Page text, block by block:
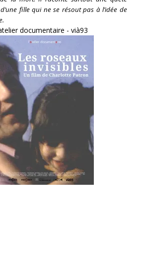
fille qui ne se résout pas à l’idée de
documentaire - vià93